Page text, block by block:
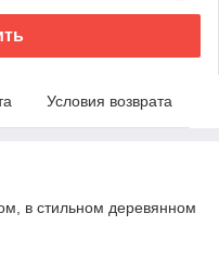
Условия возврата
в стильном деревянном